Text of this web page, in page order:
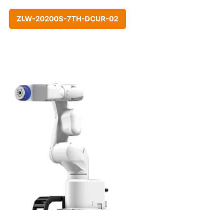
ZLW-20200S-7TH-DCUR-02